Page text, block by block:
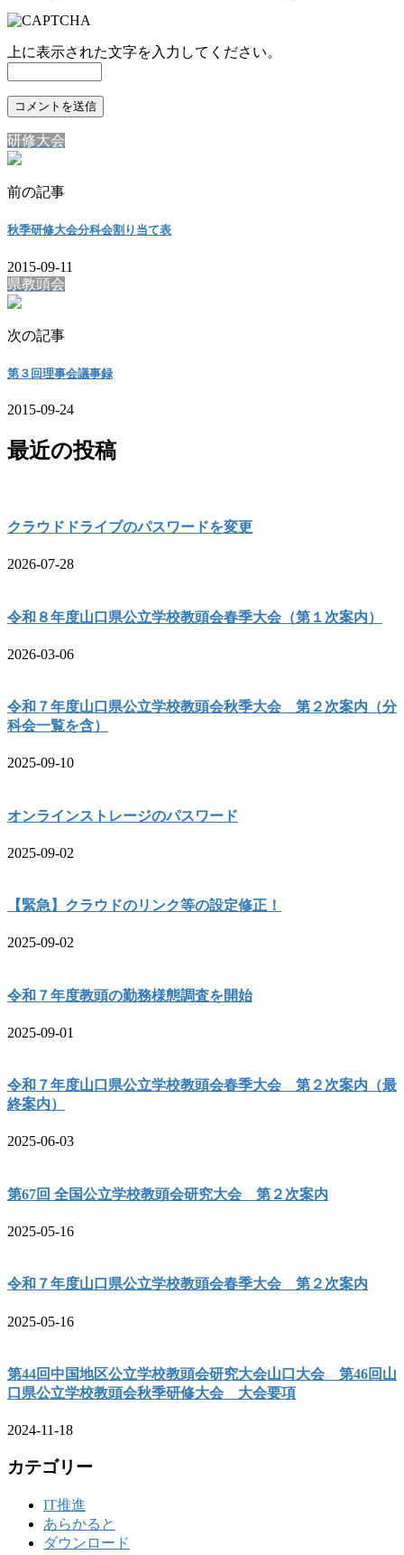
上に表示された文字を入力してください。
研修大会
前の記事
秋季研修大会分科会割り当て表
2015-09-11
県教頭会
次の記事
第３回理事会議事録
2015-09-24
最近の投稿
クラウドドライブのパスワードを変更
2026-07-28
令和８年度山口県公立学校教頭会春季大会（第１次案内）
2026-03-06
令和７年度山口県公立学校教頭会秋季大会 第２次案内（分
科会一覧を含）
2025-09-10
オンラインストレージのパスワード
2025-09-02
【緊急】クラウドのリンク等の設定修正！
2025-09-02
令和７年度教頭の勤務様態調査を開始
2025-09-01
令和７年度山口県公立学校教頭会春季大会 第２次案内（最
終案内）
2025-06-03
第67回 全国公立学校教頭会研究大会 第２次案内
2025-05-16
令和７年度山口県公立学校教頭会春季大会 第２次案内
2025-05-16
第44回中国地区公立学校教頭会研究大会山口大会 第46回山
口県公立学校教頭会秋季研修大会 大会要項
2024-11-18
カテゴリー
IT推進
あらかると
ダウンロード